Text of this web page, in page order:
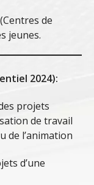
de
jeunes.
2024):
projets
de travail
de l’animation
d’une